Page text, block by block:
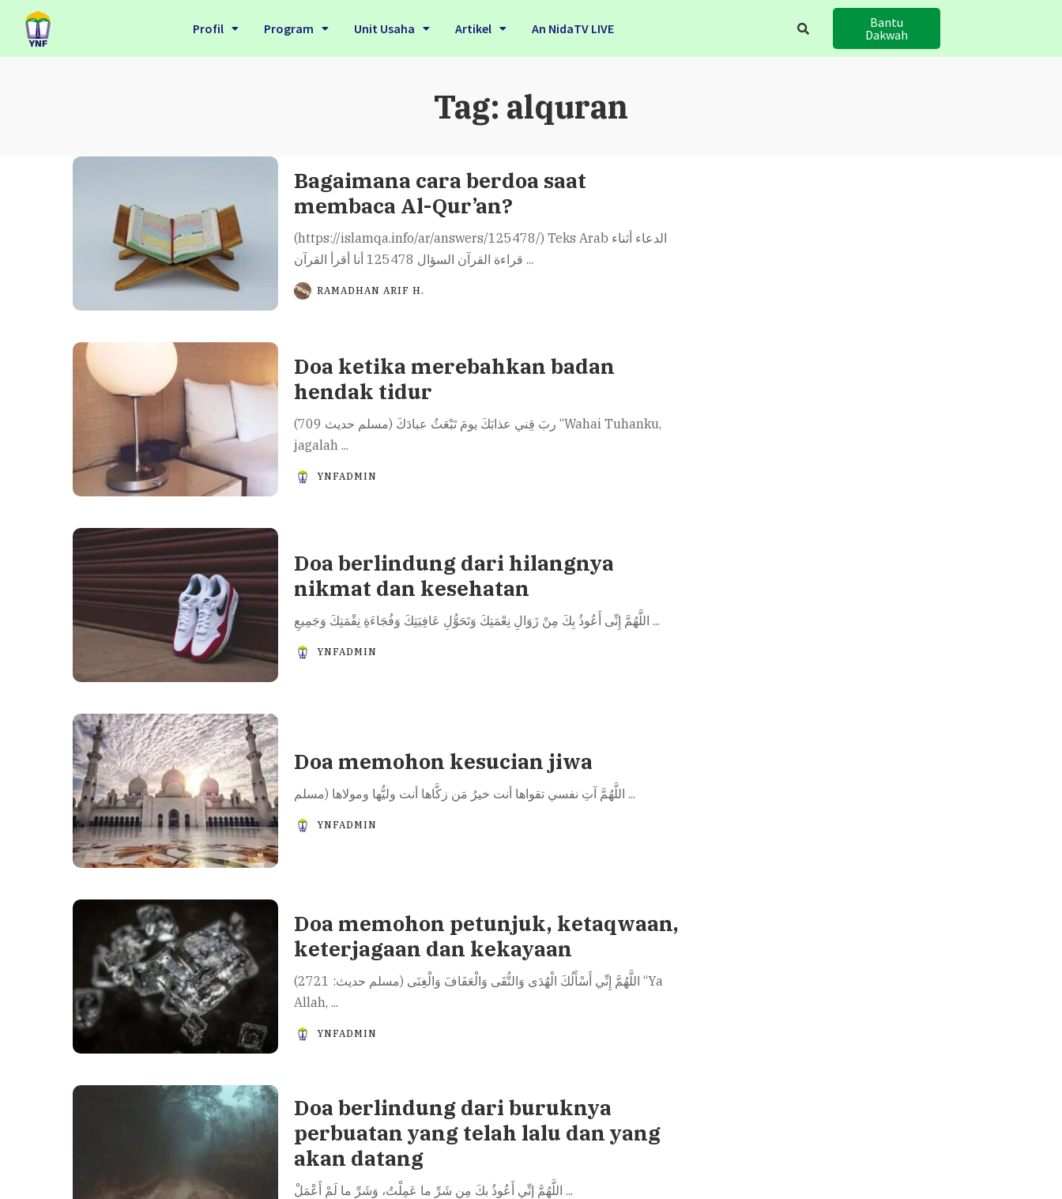
Profil Program Unit Usaha Artikel An NidaTV LIVE
Bantu
Dakwah
Tag: alquran
Bagaimana cara berdoa saat
membaca Al-Qur’an?
(https://islamqa.info/ar/answers/125478/) Teks Arab الدعاء أثناء
...
RAMADHAN ARIF H.
Doa ketika merebahkan badan
hendak tidur
ربَ قِني عذابَكَ يومَ تَبْعَثُ عبادَكَ (مسلم حديث 709) “Wahai Tuhanku,
jagalah ...
YNFADMIN
Doa berlindung dari hilangnya
nikmat dan kesehatan
...
YNFADMIN
Doa memohon kesucian jiwa
...
YNFADMIN
Doa memohon petunjuk, ketaqwaan,
keterjagaan dan kekayaan
اللَّهُمَّ إِنِّي أَسْأَلُكَ الْهُدَى وَالتُّقَى وَالْعَفَافَ وَالْغِنَى (مسلم حديث: 2721) “Ya
Allah, ...
YNFADMIN
Doa berlindung dari buruknya
perbuatan yang telah lalu dan yang
akan datang
...